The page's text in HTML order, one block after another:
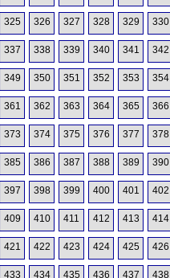
325 326 327 328 329 330
337 338 339 340 341 342
349 350 351 352 353 354
361 362 363 364 365 366
373 374 375 376 377 378
385 386 387 388 389 390
397 398 399 400 401 402
409 410 411 412 413 414
421 422 423 424 425 426
433 434 435 436 437 438